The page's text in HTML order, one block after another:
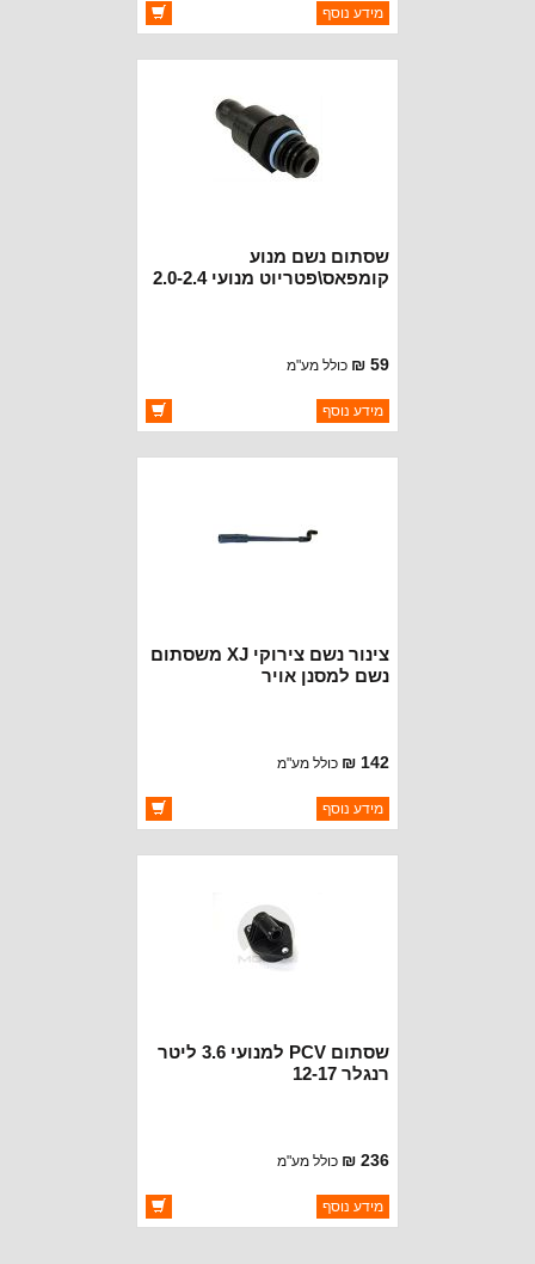
ברקוד: 53032993AF
יצרן:MOPAR CHRYSLER
מידע נוסף
שסתום נשם מנוע
קומפאס\פטריוט מנועי 2.0-2.4
59 ₪ כולל מע"מ
ברקוד: 5047002AA
יצרן:CROWN AUTOMOTIVE
מידע נוסף
צינור נשם צירוקי XJ משסתום
נשם למסנן אויר
142 ₪ כולל מע"מ
ברקוד: 4854180
יצרן:CROWN AUTOMOTIVE
מידע נוסף
שסתום PCV למנועי 3.6 ליטר
רנגלר 12-17
236 ₪ כולל מע"מ
ברקוד: 68083202AC
יצרן:OAKMAN OFFROAD
מידע נוסף